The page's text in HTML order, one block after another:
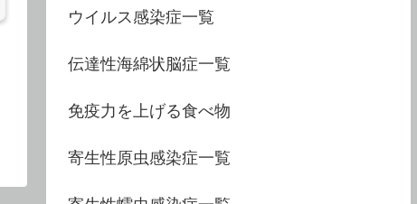
ウイルス感染症一覧
伝達性海綿状脳症一覧
免疫力を上げる食べ物
寄生性原虫感染症一覧